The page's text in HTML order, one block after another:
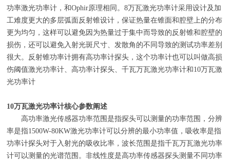
功率激光功率计，和Ophir原理相同。8万瓦激光功率计采用设计及加
工难度更大的多层弧面反射锥设计，保证热量在锥面和腔壁上的分布
更为均匀，这样可以避免因为热量过于集中而导致的反射锥和腔壁的
损伤，还可以避免入射光斑尺寸、发散角的不同导致的测试功率差别
很大。反射锥功率计拥有高功率计探头，这个功率计也可以叫做高损
伤阈值激光功率计、高功率计探头、千瓦万瓦激光功率计和 10万瓦激
光功率计
10万瓦激光功率计核心参数阐述
高功率激光传感器功率范围是指探头可以测量的功率范围，分辨
率是指1500W-80KW激光功率计可以分辨的最小功率值，吸收率是指
功率计探头对于入射光的吸收比率，波长范围是指千瓦万瓦激光功率
计可以测量的光谱范围。非线性度是高功率传感器探头测量不同功率